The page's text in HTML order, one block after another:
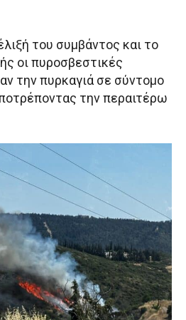
του συμβάντος και το
οι πυροσβεστικές
την πυρκαγιά σε σύντομο
την περαιτέρω